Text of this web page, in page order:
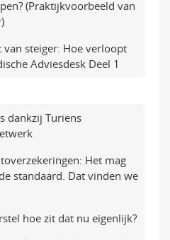
(Praktijkvoorbeeld van
steiger: Hoe verloopt
Adviesdesk Deel 1
dankzij Turiens
Het mag
standaard. Dat vinden we
hoe zit dat nu eigenlijk?